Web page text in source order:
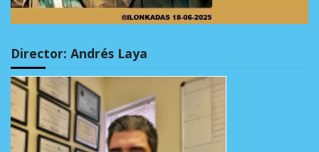
Director: Andrés Laya